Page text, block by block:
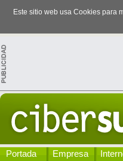
Este sitio web usa Cookies para
Portada Empresa